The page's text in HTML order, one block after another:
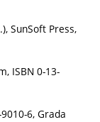
SunSoft Press,
ISBN 0-13-
6, Grada